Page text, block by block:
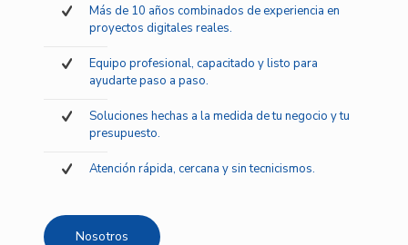
Más de 10 años combinados de experiencia en
proyectos digitales reales.
Equipo profesional, capacitado y listo para
ayudarte paso a paso.
Soluciones hechas a la medida de tu negocio y tu
presupuesto.
Atención rápida, cercana y sin tecnicismos.
Nosotros